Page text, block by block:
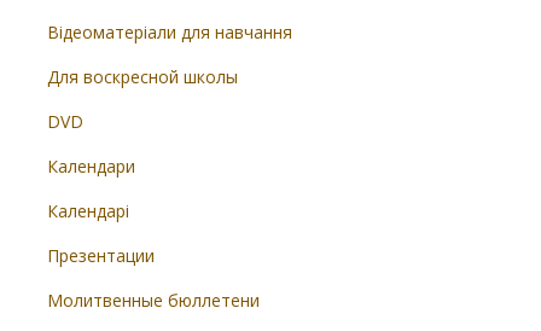
Відеоматеріали для навчання
Для воскресной школы
DVD
Календари
Календарі
Презентации
Молитвенные бюллетени